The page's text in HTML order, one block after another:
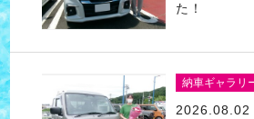
た！
納車ギャラリ
2026.08.02